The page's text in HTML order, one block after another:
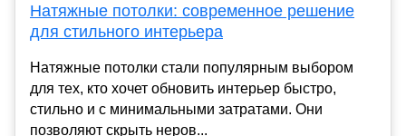
Натяжные потолки: современное решение
для стильного интерьера
Натяжные потолки стали популярным выбором
для тех, кто хочет обновить интерьер быстро,
стильно и с минимальными затратами. Они
позволяют скрыть неров...